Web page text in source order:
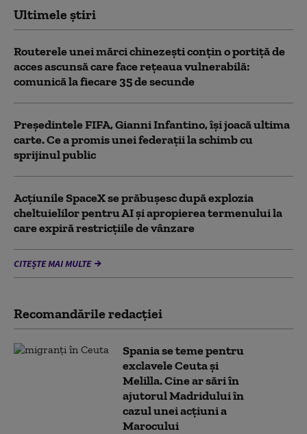
Ultimele știri
Routerele unei mărci chinezești conțin o portiță de
acces ascunsă care face rețeaua vulnerabilă:
comunică la fiecare 35 de secunde
Președintele FIFA, Gianni Infantino, îşi joacă ultima
carte. Ce a promis unei federații la schimb cu
sprijinul public
Acţiunile SpaceX se prăbuşesc după explozia
cheltuielilor pentru AI şi apropierea termenului la
care expiră restricţiile de vânzare
CITEȘTE MAI MULTE
Recomandările redacţiei
Spania se teme pentru
exclavele Ceuta și
Melilla. Cine ar sări în
ajutorul Madridului în
cazul unei acțiuni a
Marocului